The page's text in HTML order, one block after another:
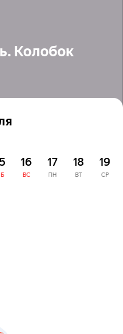
Колобок
16
ВС
17
ПН
18
ВТ
19
СР